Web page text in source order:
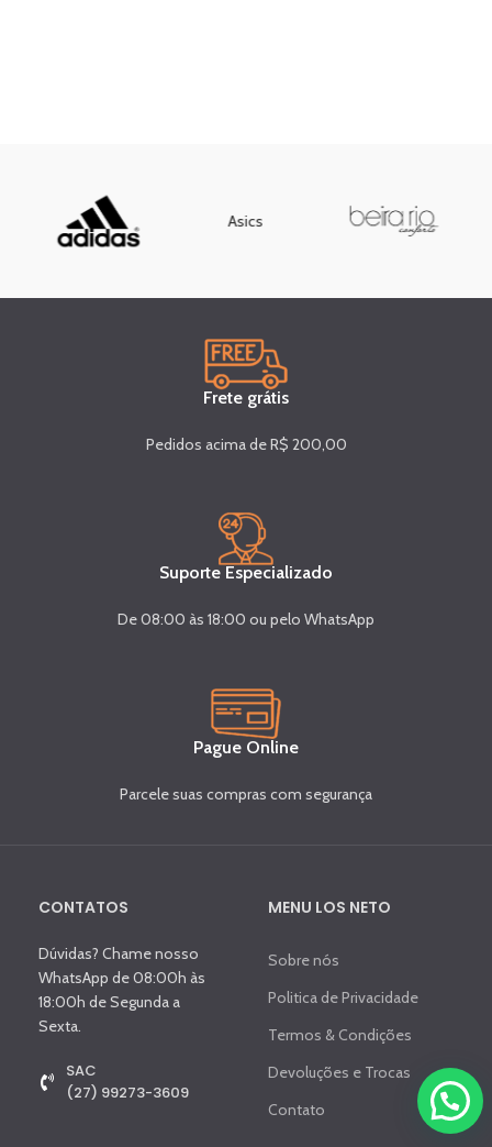
Asics
Frete grátis
Pedidos acima de R$ 200,00
Suporte Especializado
De 08:00 às 18:00 ou pelo WhatsApp
Pague Online
Parcele suas compras com segurança
CONTATOS
Dúvidas? Chame nosso
WhatsApp de 08:00h às
18:00h de Segunda a
Sexta.
SAC
(27) 99273-3609
MENU LOS NETO
Sobre nós
Politica de Privacidade
Termos & Condições
Devoluções e Trocas
Contato